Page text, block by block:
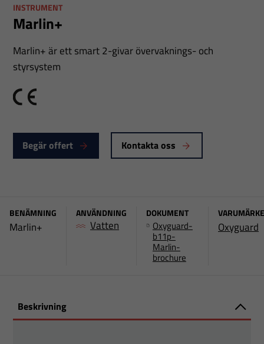
INSTRUMENT
Marlin+
Marlin+ är ett smart 2-givar övervaknings- och
styrsystem
CE
Begär offert Kontakta oss
BENÄMNING
Marlin+
ANVÄNDNING
Vatten
DOKUMENT
Oxyguard-
b11p-
Marlin-
brochure
Oxyguard
Beskrivning